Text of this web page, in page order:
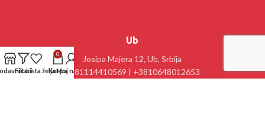
Ub
Josipa Majera 12, Ub, Srbija
+381114410569 | +3810648012653
FilteriLista želja
0
Korpa
Moj nalog